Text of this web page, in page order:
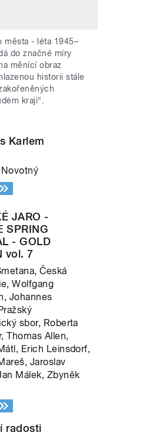
města - léta 1945–
do značné míry
měnící obraz
historii stále
kraji“.
Karlem
JARO -
SPRING
- GOLD
vol. 7
Česká
Wolfgang
Johannes
sbor, Roberta
Thomas Allen,
Erich Leinsdorf,
Jaroslav
Málek, Zbyněk
radosti